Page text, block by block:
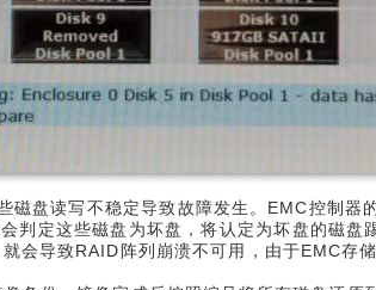
磁盘读写不稳定导致故障发生。EMC控制器
判定这些磁盘为坏盘，将认定为坏盘的磁盘
会导致RAID阵列崩溃不可用，由于EMC存